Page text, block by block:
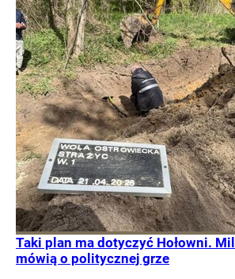
Taki plan ma dotyczyć Hołowni.
mówią o politycznej grze